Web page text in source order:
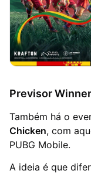
Previsor
Também há o
Chicken, com
PUBG Mobile.
A ideia é que